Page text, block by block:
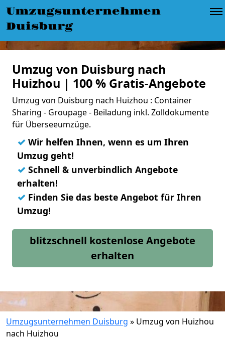
Umzugsunternehmen
Duisburg
Umzug von Duisburg nach
Huizhou | 100 % Gratis-Angebote
Umzug von Duisburg nach Huizhou : Container
Sharing - Groupage - Beiladung inkl. Zolldokumente
für Überseeumzüge.
✓ Wir helfen Ihnen, wenn es um Ihren
Umzug geht!
✓ Schnell & unverbindlich Angebote
erhalten!
✓ Finden Sie das beste Angebot für Ihren
Umzug!
blitzschnell kostenlose Angebote
erhalten
Umzugsunternehmen Duisburg » Umzug von Huizhou
nach Huizhou